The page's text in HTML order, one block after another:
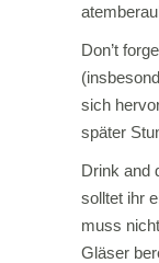
Don’t
sich
später
Drink and
solltet ihr
muss
Gläser